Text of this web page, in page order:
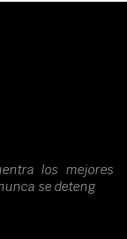
los mejores
se deteng